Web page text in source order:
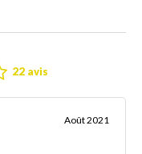
22 avis
Août 2021